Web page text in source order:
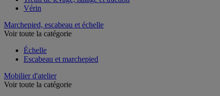
Vérin
Marchepied, escabeau et échelle
Voir toute la catégorie
Échelle
Escabeau et marchepied
Mobilier d'atelier
Voir toute la catégorie